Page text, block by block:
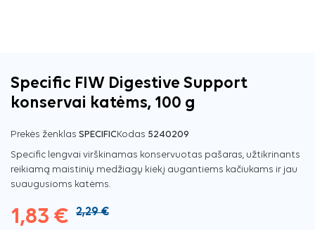
Specific FIW Digestive Support
konservai katėms, 100 g
Prekės ženklas SPECIFICKodas 5240209
Specific lengvai virškinamas konservuotas pašaras, užtikrinants
reikiamą maistinių medžiagų kiekį augantiems kačiukams ir jau
suaugusioms katėms.
1,83 € 2,29 €